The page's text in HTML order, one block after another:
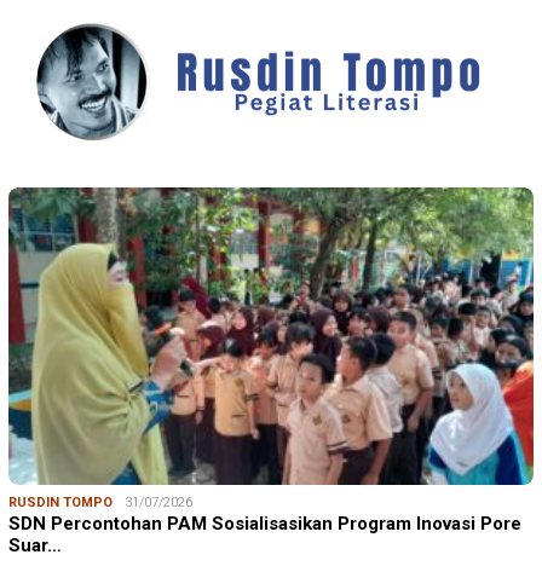
RUSDIN TOMPO 31/07/2026
SDN Percontohan PAM Sosialisasikan Program Inovasi Pore
Suar…